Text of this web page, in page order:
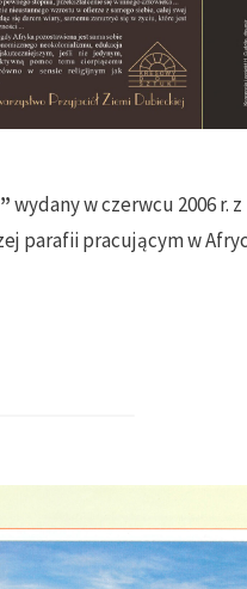
wydany w czerwcu 2006 r. z
parafii pracującym w